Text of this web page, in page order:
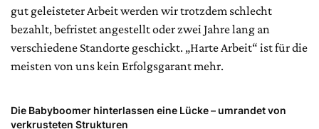
gut geleisteter Arbeit werden wir trotzdem schlecht
bezahlt, befristet angestellt oder zwei Jahre lang an
verschiedene Standorte geschickt. „Harte Arbeit“ ist für die
meisten von uns kein Erfolgsgarant mehr.
Die Babyboomer hinterlassen eine Lücke – umrandet von
verkrusteten Strukturen